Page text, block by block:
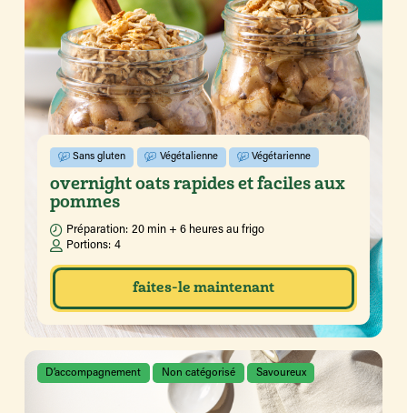
Sans gluten Végétalienne Végétarienne
overnight oats rapides et faciles aux
pommes
Préparation: 20 min + 6 heures au frigo
Portions: 4
faites-le maintenant
D’accompagnement Non catégorisé Savoureux